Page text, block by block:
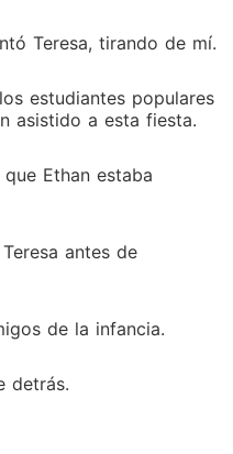
Teresa, tirando de mí.
estudiantes populares
asistido a esta fiesta.
Ethan estaba
antes de
de la infancia.
detrás.